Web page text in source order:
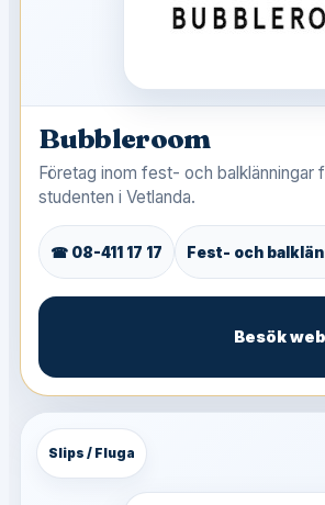
Bubbleroom
Företag inom fest- och balklänningar
studenten i Vetlanda.
☎ 08-411 17 17 Fest- och
Besök
Slips / Fluga